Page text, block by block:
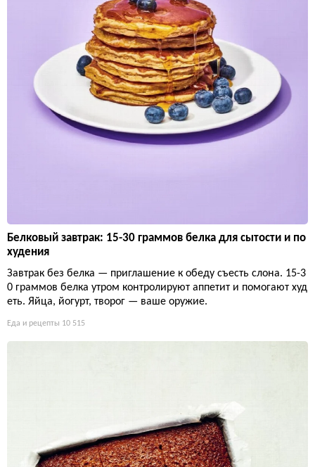
Белковый завтрак: 15-30 граммов белка для сытости и по
худения
Завтрак без белка — приглашение к обеду съесть слона. 15-3
0 граммов белка утром контролируют аппетит и помогают худ
еть. Яйца, йогурт, творог — ваше оружие.
Еда и рецепты 10 515